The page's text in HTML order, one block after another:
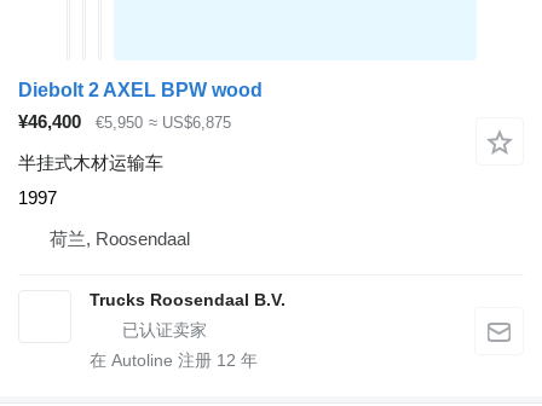
Diebolt 2 AXEL BPW wood
¥46,400
€5,950 ≈ US$6,875
半挂式木材运输车
1997
荷兰, Roosendaal
Trucks Roosendaal B.V.
在 Autoline 注册 12 年